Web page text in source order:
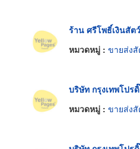
ร้าน ศรีโพธิ์เงินสัต
หมวดหมู่ : ขายส่ง
บริษัท กรุงเทพโปร
หมวดหมู่ : ขายส่ง